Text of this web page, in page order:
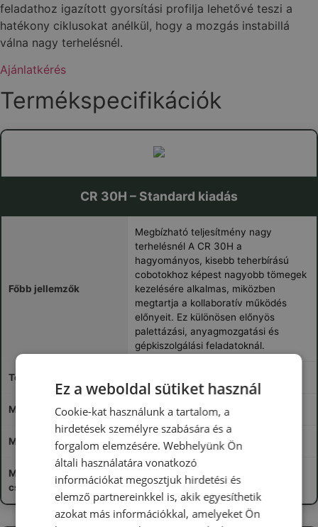
feladathoz igazított gyorsítási profilja lehetővé teszi a
hatékony ciklusokat anélkül, hogy a mozgás instabillá
válna nagy terhelésnél.
Ajánlatkérés
Termékspecifikációk
CR 30H – Standard kiadás
Főbb jellemzők
Megbízható teljesítmény nagy
terhelésnél A CR 30H a
hagyományos, kisebb teherbírású
cobotokhoz képest nagyobb tömegek
kezelésére alkalmas, miközben
megtartja a kollaboratív működés
előnyeit. Ez különösen előnyös
palettázási, anyagmozgatási és
gépkiszolgálási feladatoknál.
Tömeg
Maximális teherbírás 30 kg
Munkaterület sugara 1800 mm
Maximális
csuklóebesség
300°/s
Ez a weboldal sütiket használ
Cookie-kat használunk a tartalom, a
hirdetések személyre szabására és a
forgalom elemzésére. Webhelyünk Ön
általi használatára vonatkozó
információkat megosztjuk hirdetési és
elemző partnereinkkel is, akik egyesíthetik
azokat más információkkal, amelyeket Ön